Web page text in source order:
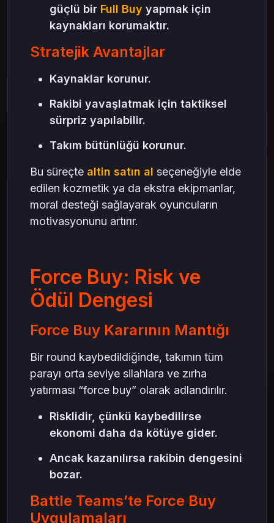
güçlü bir Full Buy yapmak için
kaynakları korumaktır.
Stratejik Avantajlar
Kaynaklar korunur.
Rakibi yavaşlatmak için taktiksel
sürpriz yapılabilir.
Takım bütünlüğü korunur.
Bu süreçte altin satın al seçeneğiyle elde
edilen kozmetik ya da ekstra ekipmanlar,
moral desteği sağlayarak oyuncuların
motivasyonunu artırır.
Force Buy: Risk ve
Ödül Dengesi
Force Buy Kararının Mantığı
Bir round kaybedildiğinde, takımın tüm
parayı orta seviye silahlara ve zırha
yatırması “force buy” olarak adlandırılır.
Risklidir, çünkü kaybedilirse
ekonomi daha da kötüye gider.
Ancak kazanılırsa rakibin dengesini
bozar.
Battle Teams’te Force Buy
Uygulamaları